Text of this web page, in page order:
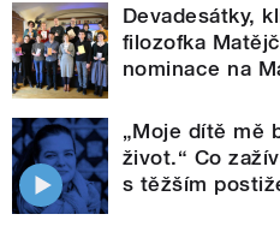
Devadesátky,
filozofka
nominace na
„Moje dítě mě
život.“ Co
s těžším